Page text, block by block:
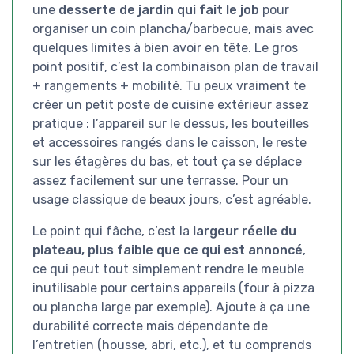
une desserte de jardin qui fait le job pour
organiser un coin plancha/barbecue, mais avec
quelques limites à bien avoir en tête. Le gros
point positif, c’est la combinaison plan de travail
+ rangements + mobilité. Tu peux vraiment te
créer un petit poste de cuisine extérieur assez
pratique : l’appareil sur le dessus, les bouteilles
et accessoires rangés dans le caisson, le reste
sur les étagères du bas, et tout ça se déplace
assez facilement sur une terrasse. Pour un
usage classique de beaux jours, c’est agréable.
Le point qui fâche, c’est la largeur réelle du
plateau, plus faible que ce qui est annoncé,
ce qui peut tout simplement rendre le meuble
inutilisable pour certains appareils (four à pizza
ou plancha large par exemple). Ajoute à ça une
durabilité correcte mais dépendante de
l’entretien (housse, abri, etc.), et tu comprends